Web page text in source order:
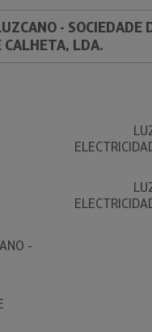
- SOCIEDADE
CALHETA, LDA.
-